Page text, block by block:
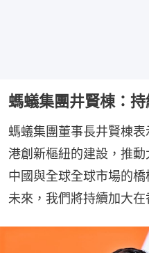
螞蟻集團井賢棟：
螞蟻集團董事長井賢棟
港創新樞紐的建設，推
中國與全球全球市場的
未來，我們將持續加大在